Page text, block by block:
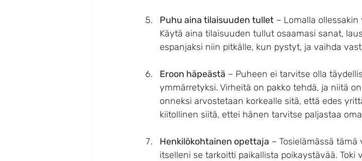
Puhu aina tilaisuuden tullet – Lomalla
Käytä aina tilaisuuden tullut osaamasi sanat,
espanjaksi niin pitkälle, kun pystyt, ja vaihda
Eroon häpeästä – Puheen ei tarvitse olla
ymmärretyksi. Virheitä on pakko tehdä, ja niitä
onneksi arvostetaan korkealle sitä, että edes
kiitollinen siitä, ettei hänen tarvitse paljastaa
Henkilökohtainen opettaja – Tosielämässä
itselleni se tarkoitti paikallista poikaystävää.